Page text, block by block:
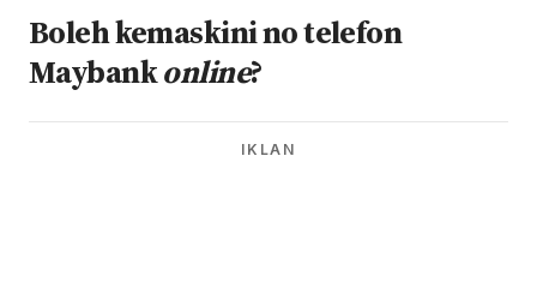
Boleh kemaskini no telefon
Maybankonline?
IKLAN